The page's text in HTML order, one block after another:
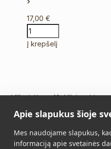
17,00€
Į krepšelį
Vilkpėdės g. 10, Vilnius
Tel.:+370 5 213 2649
El. paštas:info@vidalis.lt
Apie slapukus šioje
Mes naudojame slapukus,
informaciją apie svetainės